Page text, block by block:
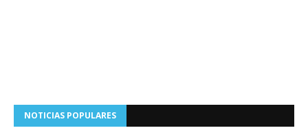
NOTICIAS POPULARES